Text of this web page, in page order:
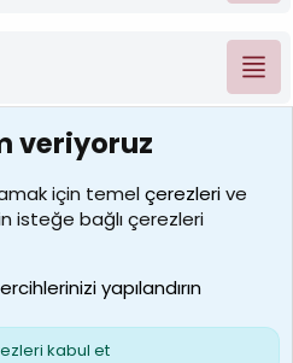
S
veriyoruz
için temelçerezlerive
isteğe bağlı çerezleri
yapılandırın
kabul et